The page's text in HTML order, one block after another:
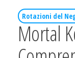
Rotazioni del
Mortal